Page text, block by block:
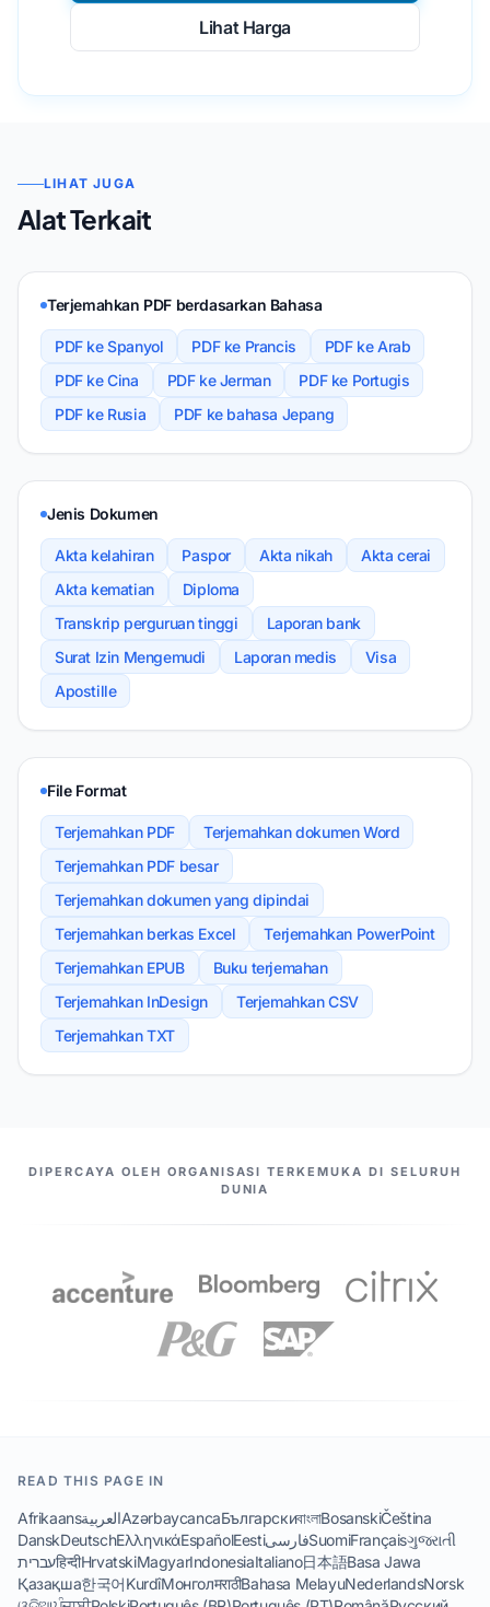
Lihat Harga
LIHAT JUGA
Alat Terkait
Terjemahkan PDF berdasarkan Bahasa
PDF ke Spanyol PDF ke Prancis
PDF ke Arab
PDF ke Cina
PDF ke Jerman
PDF ke Portugis
PDF ke Rusia
PDF ke bahasa Jepang
Jenis Dokumen
Akta kelahiran Paspor Akta nikah
Akta cerai
Akta kematian
Diploma
Transkrip perguruan tinggi
Laporan bank
Surat Izin Mengemudi
Laporan medis
Visa
Apostille
File Format
Terjemahkan PDF
Terjemahkan dokumen Word
Terjemahkan PDF besar
Terjemahkan dokumen yang dipindai
Terjemahkan berkas Excel
Terjemahkan PowerPoint
Terjemahkan EPUB
Buku terjemahan
Terjemahkan InDesign
Terjemahkan CSV
Terjemahkan TXT
MITRA KAMI
DIPERCAYA OLEH ORGANISASI TERKEMUKA DI SELURUH
DUNIA
READ THIS PAGE IN
AfrikaansالعربيةAzərbaycancaБългарскиবাংলাBosanskiČeština
DanskDeutschΕλληνικάEspañolEestiفارسیSuomiFrançaisગુજરાતી
עבריתहिन्दीHrvatskiMagyarIndonesiaItaliano日本語Basa Jawa
Қазақша한국어KurdîМонголमराठीBahasa MelayuNederlandsNorsk